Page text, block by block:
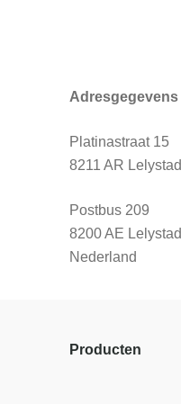
Adresgegevens
Platinastraat 15
8211 AR Lelystad
Postbus 209
8200 AE Lelystad
Nederland
Producten